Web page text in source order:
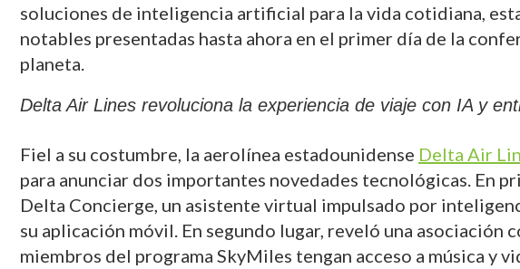
soluciones de inteligencia artificial para la vida cotidiana,
notables presentadas hasta ahora en el primer día de la
planeta.
Delta Air Lines revoluciona la experiencia de viaje con IA y
Fiel a su costumbre, la aerolínea estadounidense Delta Air
para anunciar dos importantes novedades tecnológicas. En
Delta Concierge, un asistente virtual impulsado por
su aplicación móvil. En segundo lugar, reveló una asociación
miembros del programa SkyMiles tengan acceso a música y